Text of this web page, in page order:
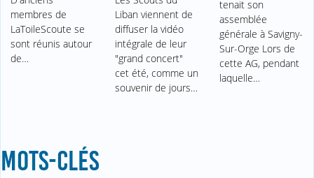
membres de
LaToileScoute se
sont réunis autour
de…
Liban viennent de
diffuser la vidéo
intégrale de leur
"grand concert"
cet été, comme un
souvenir de jours…
tenait son
assemblée
générale à Savigny-
Sur-Orge Lors de
cette AG, pendant
laquelle…
MOTS-CLÉS